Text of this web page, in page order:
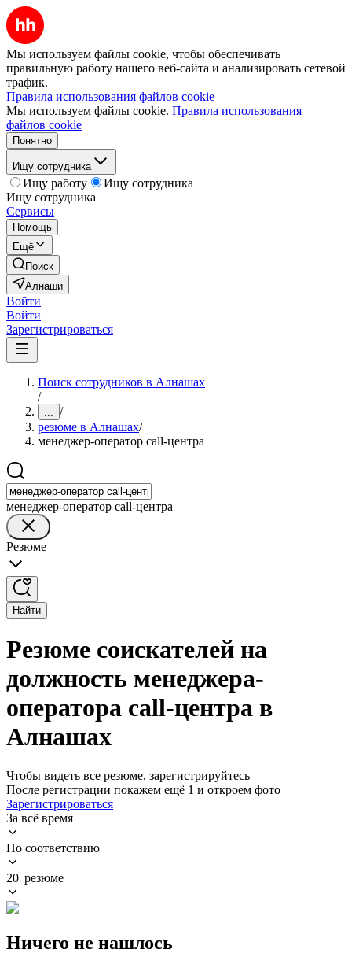
Мы используем файлы cookie, чтобы обеспечивать
правильную работу нашего веб-сайта и анализировать сетевой
трафик.
Правила использования файлов cookie
Мы используем файлы cookie. Правила использования
файлов cookie
Понятно
Ищу сотрудника
Ищу работу
Ищу сотрудника
Ищу сотрудника
Сервисы
Помощь
Ещё
Поиск
Алнаши
Войти
Войти
Зарегистрироваться
Поиск сотрудников в Алнашах
/
... /
резюме в Алнашах/
менеджер-оператор call-центра
менеджер-оператор call-центра
Резюме
Найти
Резюме соискателей на
должность менеджера-
оператора call-центра в
Алнашах
Чтобы видеть все резюме, зарегистрируйтесь
После регистрации покажем ещё 1 и откроем фото
Зарегистрироваться
За всё время
По соответствию
20 резюме
Ничего не нашлось